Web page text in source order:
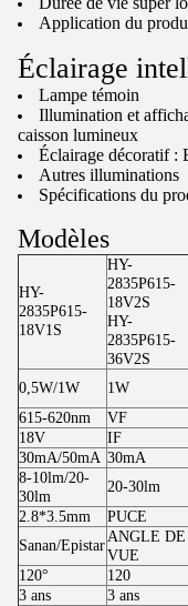
Application du
Éclairage
Lampe témoin
Illumination et
caisson lumineux
Éclairage décoratif :
Autres illuminations
Spécifications du
Modèles
HY-
2835P615-
18V1S
HY-
2835P615-
18V2S
HY-
2835P615-
36V2S
0,5W/1W 1W
615-620nm
VF
18V
IF
30mA/50mA 30mA
8-10lm/20-
30lm
20-30lm
2.8*3.5mm
PUCE
Sanan/Epistar
ANGLE DE
VUE
120°
120
3 ans 3 ans